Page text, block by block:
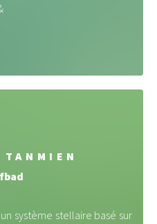
TANMIEN
système stellaire basé sur